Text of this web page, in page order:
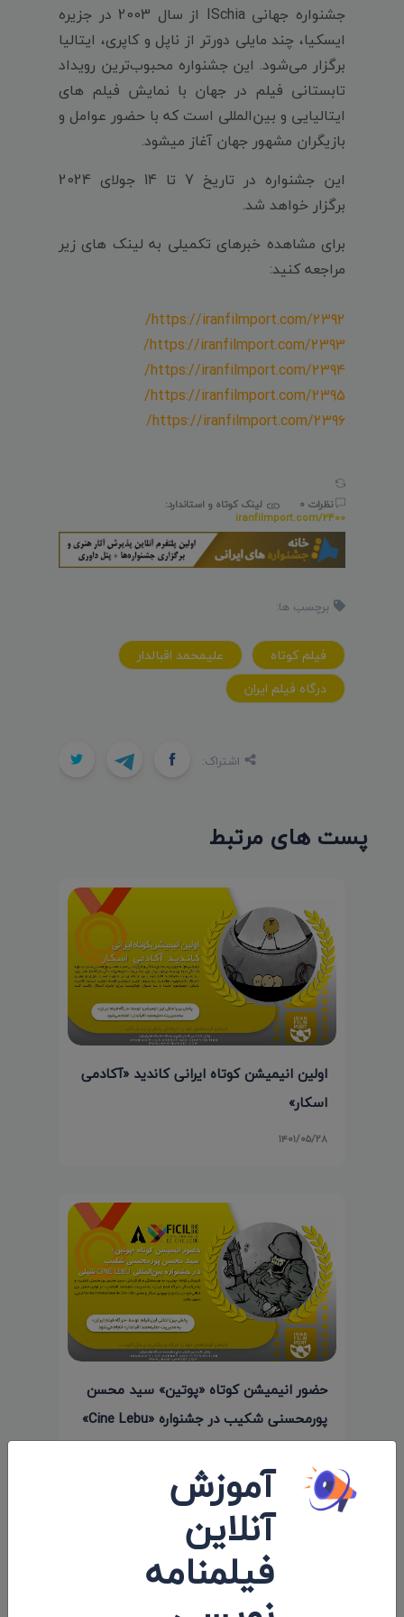
جشنواره جهانی ISchia از سال 2003 در جزیره
ایسکیا، چند مایلی دورتر از ناپل و کاپری، ایتالیا
برگزار می‌شود. این جشنواره محبوب‌ترین رویداد
تابستانی فیلم در جهان با نمایش‌ فیلم های
ایتالیایی و بین‌المللی است که با حضور عوامل و
بازیگران مشهور جهان آغاز میشود.
این جشنواره در تاریخ 7 تا 14 جولای 2024
برگزار خواهد شد.
برای مشاهده خبرهای تکمیلی به لینک های زیر
مراجعه کنید:
https://iranfilmport.com/2392/
https://iranfilmport.com/2393/
https://iranfilmport.com/2394/
https://iranfilmport.com/2395/
https://iranfilmport.com/2396/
نظرات 0
لینک کوتاه و استاندارد:
iranfilmport.com/2400
برچسب ها:
فیلم کوتاه
علیمحمد اقبالدار
درگاه فیلم ایران
اشتراک:
پست های مرتبط
اولین انیمیشن کوتاه ایرانی کاندید «آکادمی
اسکار»
۱۴۰۱/۰۵/۲۸
حضور انیمیشن کوتاه «پوتین» سید محسن
پورمحسنی شکیب در جشنواره «Cine Lebu»
شیلی
۱۴۰۰/۱۱/۱۳ آموزش
آنلاین
فیلمنامه